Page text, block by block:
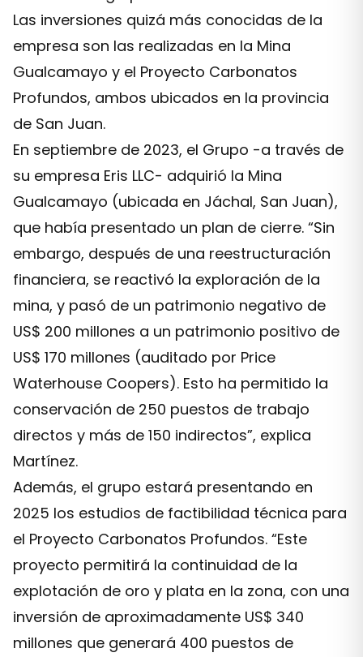
Las inversiones quizá más conocidas de la
empresa son las realizadas en la Mina
Gualcamayo y el Proyecto Carbonatos
Profundos, ambos ubicados en la provincia
de San Juan.
En septiembre de 2023, el Grupo -a través de
su empresa Eris LLC- adquirió la Mina
Gualcamayo (ubicada en Jáchal, San Juan),
que había presentado un plan de cierre. “Sin
embargo, después de una reestructuración
financiera, se reactivó la exploración de la
mina, y pasó de un patrimonio negativo de
US$ 200 millones a un patrimonio positivo de
US$ 170 millones (auditado por Price
Waterhouse Coopers). Esto ha permitido la
conservación de 250 puestos de trabajo
directos y más de 150 indirectos”, explica
Martínez.
Además, el grupo estará presentando en
2025 los estudios de factibilidad técnica para
el Proyecto Carbonatos Profundos. “Este
proyecto permitirá la continuidad de la
explotación de oro y plata en la zona, con una
inversión de aproximadamente US$ 340
millones que generará 400 puestos de